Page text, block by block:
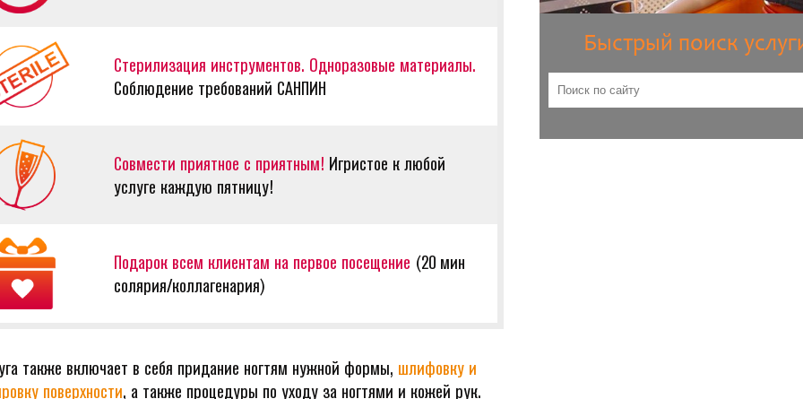
Стерилизация инструментов. Одноразовые материалы.
Соблюдение требований САНПИН
Совмести приятное с приятным! Игристое к любой
услуге каждую пятницу!
Подарок всем клиентам на первое посещение (20 мин
солярия/коллагенария)
также включает в себя придание ногтям нужной формы, шлифовку и
поверхности, а также процедуры по уходу за ногтями и кожей рук.
Быстрый поиск